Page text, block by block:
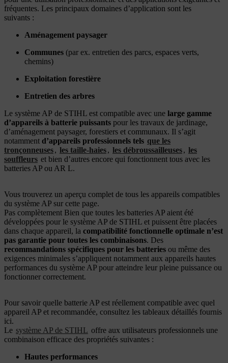
fréquentes. Les principaux domaines d’application sont les
suivants :
Aménagement paysager
Communes (par ex. entretien des parcs, espaces verts,
chemins)
Exploitation forestière
Entretien des arbres
Le système AP de STIHL est compatible avec une large gamme
d’appareils à batterie puissants pour les travaux de jardinage,
d’aménagement paysager, forestiers et communaux. Il s’agit
notamment d’appareils professionnels tels que les
tronçonneuses, les taille-haies, les débroussailleuses, les
souffleurs et bien d’autres encore qui fonctionnent tous avec les
batteries AP ou AR L.
Vous trouverez un aperçu complet de tous les appareils compatibles
du système AP sur cette page.
Pas complètement Bien que toutes les batteries AP aient été
développées pour le système AP de STIHL et puissent être placées
dans chaque appareil, la compatibilité fonctionnelle optimale n’est
pas garantie pour toutes les combinaisons. Des
recommandations spécifiques pour les batteries ou même des
exigences minimales s’appliquent notamment aux appareils hautes
performances du système AP pour atteindre leur pleine puissance ou
fonctionner correctement.
Pour savoir quelle batterie AP est réellement compatible avec quel
appareil AP et recommandée, consultez les tableaux détaillés fournis
ici.
Le système AP de STIHL offre aux utilisateurs professionnels une
combinaison efficace des propriétés suivantes :
Hautes performances